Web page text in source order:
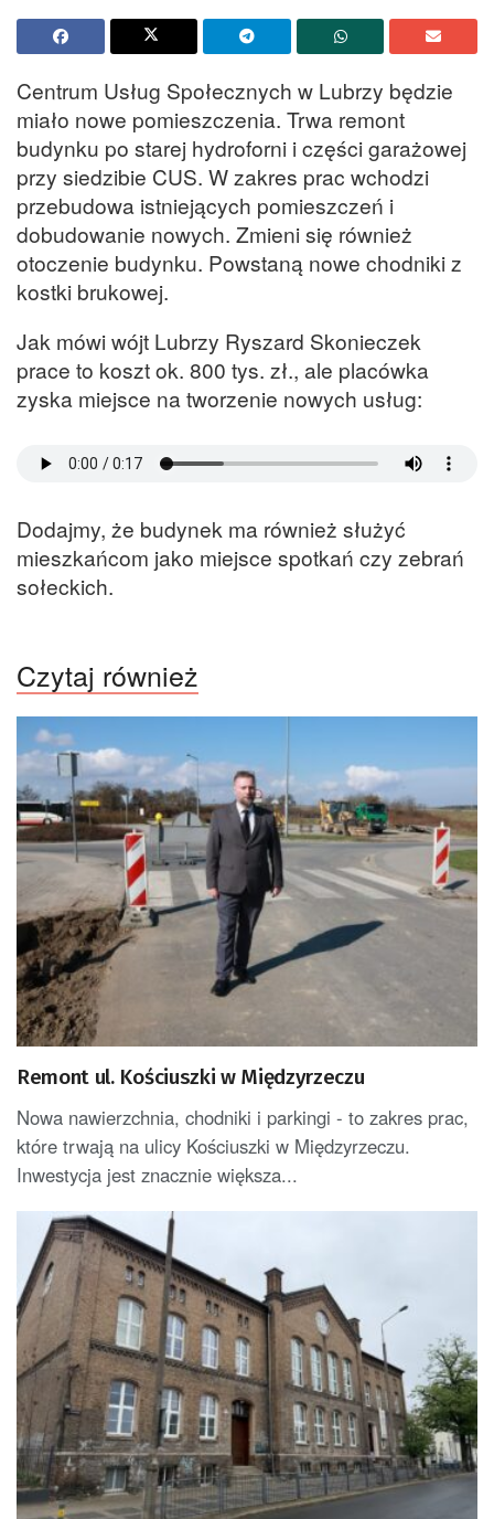
Centrum Usług Społecznych w Lubrzy będzie
miało nowe pomieszczenia. Trwa remont
budynku po starej hydroforni i części garażowej
przy siedzibie CUS. W zakres prac wchodzi
przebudowa istniejących pomieszczeń i
dobudowanie nowych. Zmieni się również
otoczenie budynku. Powstaną nowe chodniki z
kostki brukowej.
Jak mówi wójt Lubrzy Ryszard Skonieczek
prace to koszt ok. 800 tys. zł., ale placówka
zyska miejsce na tworzenie nowych usług:
Dodajmy, że budynek ma również służyć
mieszkańcom jako miejsce spotkań czy zebrań
sołeckich.
Czytaj również
Remont ul. Kościuszki w Międzyrzeczu
Nowa nawierzchnia, chodniki i parkingi - to zakres prac,
które trwają na ulicy Kościuszki w Międzyrzeczu.
Inwestycja jest znacznie większa...